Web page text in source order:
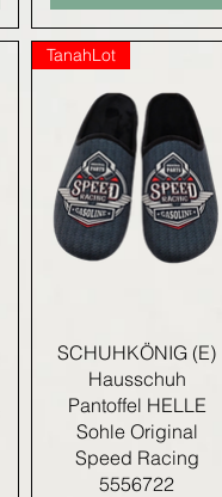
Schnellansicht
TanahLot
SCHUHKÖNIG (E)
Hausschuh
Pantoffel HELLE
Sohle Original
Speed Racing
5556722